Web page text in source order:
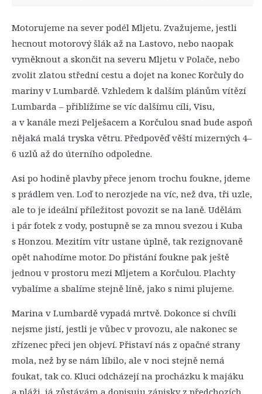
Motorujeme na sever podél Mljetu. Zvažujeme, jestli
hecnout motorový šlák až na Lastovo, nebo naopak
vyměknout a skončit na severu Mljetu v Polače, nebo
zvolit zlatou střední cestu a dojet na konec Korčuly do
mariny v Lumbardě. Vzhledem k dalším plánům vítězí
Lumbarda – přiblížíme se víc dalšímu cíli, Visu,
a v kanále mezi Pelješacem a Korčulou snad bude aspoň
nějaká malá tryska větru. Předpověď věští mizerných 4–
6 uzlů až do úterního odpoledne.
Asi po hodině plavby přece jenom trochu foukne, jdeme
s prádlem ven. Loď to nerozjede na víc, než dva, tři uzle,
ale to je ideální příležitost povozit se na laně. Udělám
i pár fotek z vody, postupně se za mnou svezou i Kuba
s Honzou. Mezitím vítr ustane úplně, tak rezignovaně
opět nahodíme motor. Do přistání foukne pak ještě
jednou v prostoru mezi Mljetem a Korčulou. Plachty
vybalíme a sbalíme stejně líně, jako s nimi plujeme.
Marina v Lumbardě vypadá mrtvě. Dokonce si chvíli
nejsme jistí, jestli je vůbec v provozu, ale nakonec se
zřízenec přeci jen objeví. Přistaví nás z opačné strany
mola, než by se nám líbilo, ale v noci stejně nemá
foukat, tak co. Kluci odcházejí na procházku k majáku
a pláži, já zůstávám a dopisuju zápisky z předchozích